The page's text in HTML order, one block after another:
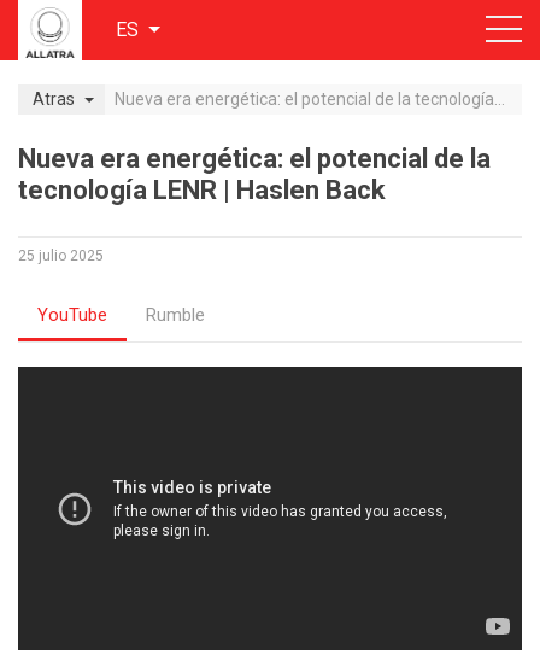
ES
Atras
Nueva era energética: el potencial de la
tecnología LENR | Haslen Back
25 julio 2025
YouTube Rumble